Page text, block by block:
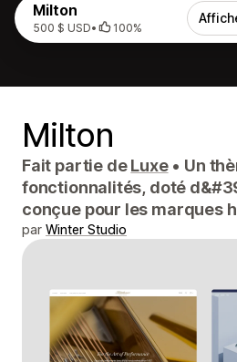
Milton
500 $ USD• 100%
Milton
Fait partie deLuxe • Un
fonctionnalités, doté
conçue pour les marques
par Winter Studio